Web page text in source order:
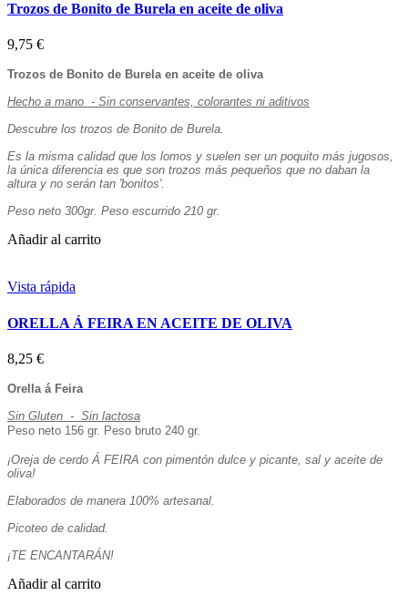
Trozos de Bonito de Burela en aceite de oliva
9,75 €
Trozos de Bonito de Burela en aceite de oliva
Hecho a mano - Sin conservantes, colorantes ni aditivos
Descubre los trozos de Bonito de Burela.
Es la misma calidad que los lomos y suelen ser un poquito más jugosos,
la única diferencia es que son trozos más pequeños que no daban la
altura y no serán tan 'bonitos'.
Peso neto 300gr. Peso escurrido 210 gr.
Añadir al carrito
Vista rápida
ORELLA Á FEIRA EN ACEITE DE OLIVA
8,25 €
Orella á Feira
Sin Gluten - Sin lactosa
Peso neto 156 gr. Peso bruto 240 gr.
¡Oreja de cerdo Á FEIRA con pimentón dulce y picante, sal y aceite de
oliva!
Elaborados de manera 100% artesanal.
Picoteo de calidad.
¡TE ENCANTARÁN!
Añadir al carrito